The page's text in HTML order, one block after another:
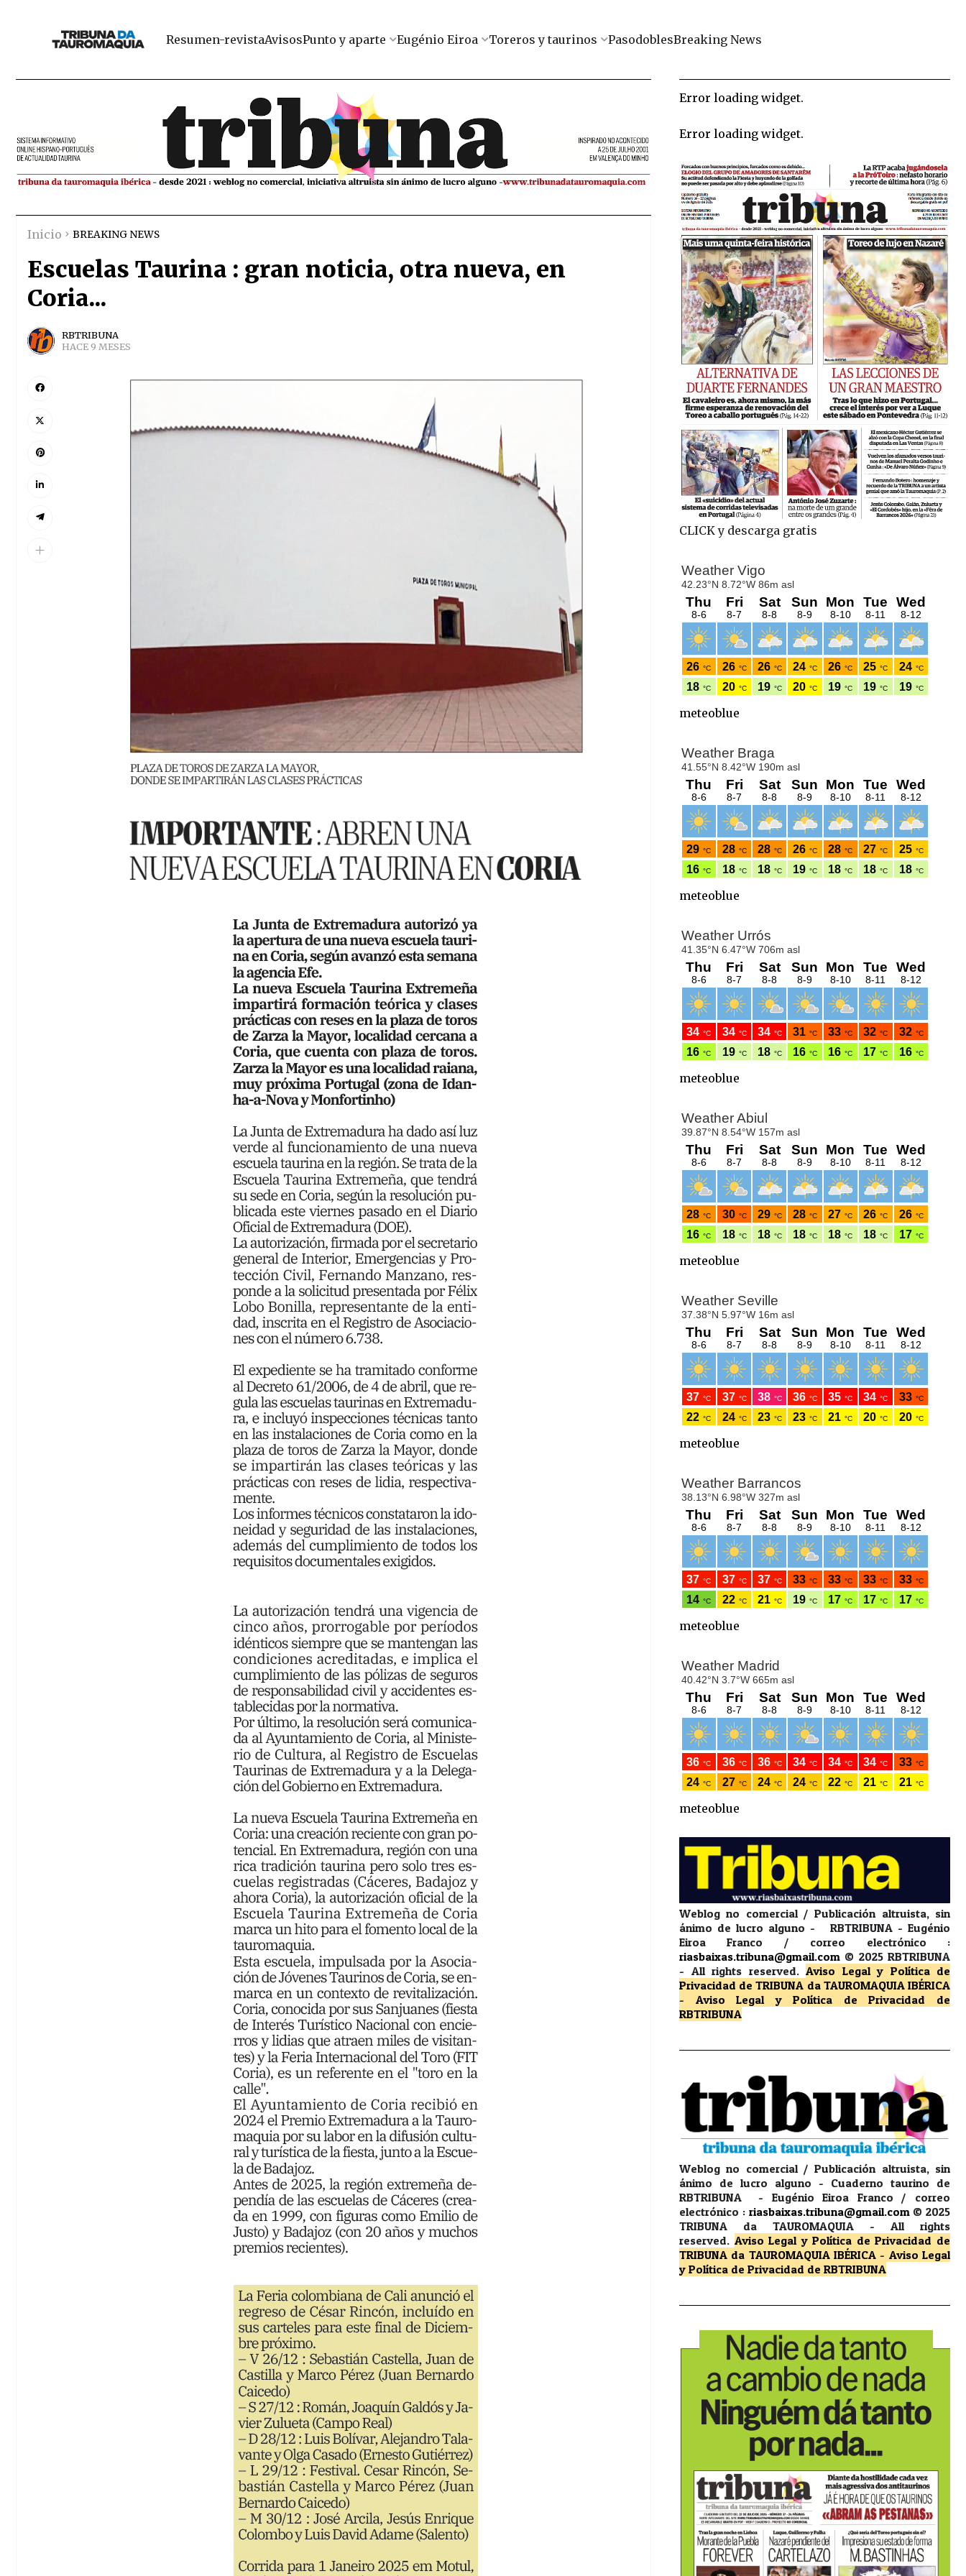
Resumen-revistaAvisosPunto y aparte Eugénio Eiroa Toreros y taurinos PasodoblesBreaking News
Inicio BREAKING NEWS
Escuelas Taurina : gran noticia, otra nueva, en
Coria...
RBTRIBUNA
HACE 9 MESES
Error loading widget.
Error loading widget.
CLICK y descarga gratis
meteoblue
meteoblue
meteoblue
meteoblue
meteoblue
meteoblue
meteoblue
Weblog no comercial / Publicación altruista, sin
ánimo de lucro alguno - RBTRIBUNA - Eugénio
Eiroa Franco / correo electrónico :
riasbaixas.tribuna@gmail.com © 2025 RBTRIBUNA
- All rights reserved. Aviso Legal y Política de
Privacidad de TRIBUNA da TAUROMAQUIA IBÉRICA
- Aviso Legal y Política de Privacidad
de
RBTRIBUNA
Weblog no comercial / Publicación altruista, sin
ánimo de lucro alguno - Cuaderno taurino de
RBTRIBUNA - Eugénio Eiroa Franco / correo
electrónico : riasbaixas.tribuna@gmail.com © 2025
TRIBUNA da TAUROMAQUIA - All rights
reserved. Aviso Legal y Política de Privacidad de
TRIBUNA da TAUROMAQUIA IBÉRICA - Aviso Legal
y Política de Privacidad de RBTRIBUNA